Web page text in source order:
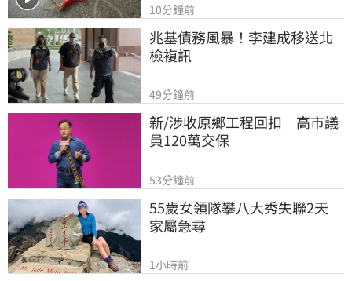
10分鐘前
兆基債務風暴！李建成移送北
檢複訊
49分鐘前
新/涉收原鄉工程回扣　高市議
員120萬交保
53分鐘前
55歲女領隊攀八大秀失聯2天
家屬急尋
1小時前